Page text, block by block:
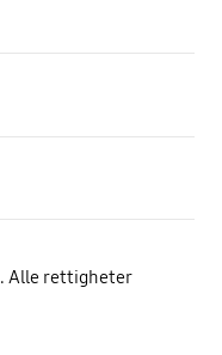
Alle rettigheter